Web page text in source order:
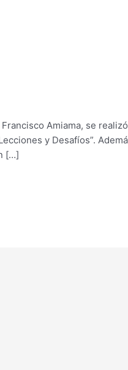
Amiama, se
y Desafíos”.
[…]